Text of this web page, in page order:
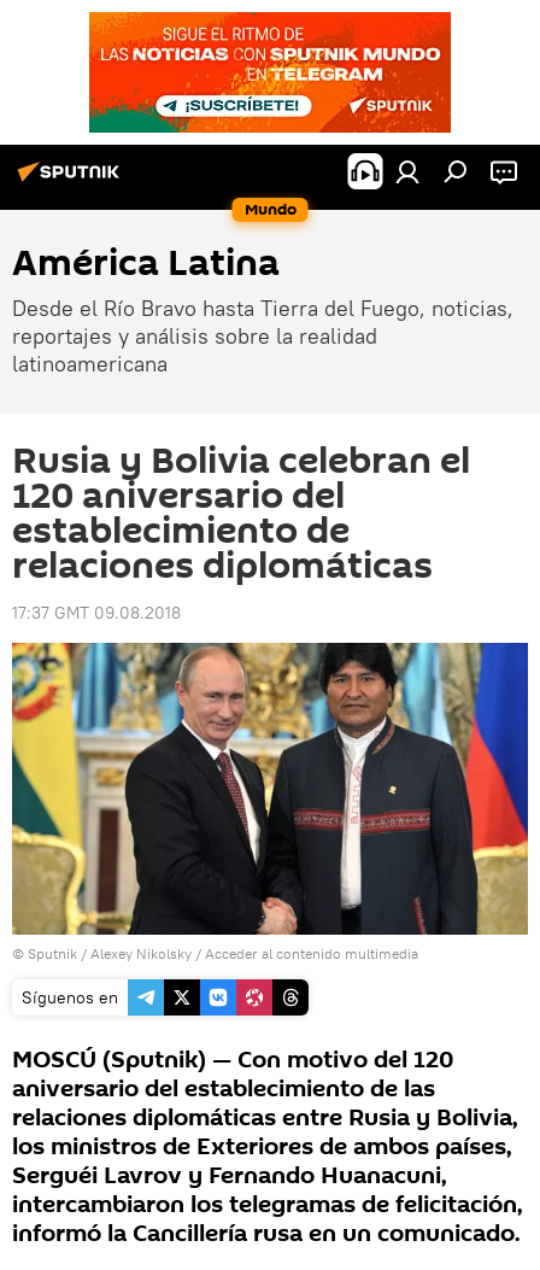
Mundo
América Latina
Desde el Río Bravo hasta Tierra del Fuego, noticias,
reportajes y análisis sobre la realidad
latinoamericana
Rusia y Bolivia celebran el
120 aniversario del
establecimiento de
relaciones diplomáticas
17:37 GMT 09.08.2018
© Sputnik / Alexey Nikolsky / Acceder al contenido multimedia
Síguenos en
MOSCÚ (Sputnik) — Con motivo del 120
aniversario del establecimiento de las
relaciones diplomáticas entre Rusia y Bolivia,
los ministros de Exteriores de ambos países,
Serguéi Lavrov y Fernando Huanacuni,
intercambiaron los telegramas de felicitación,
informó la Cancillería rusa en un comunicado.